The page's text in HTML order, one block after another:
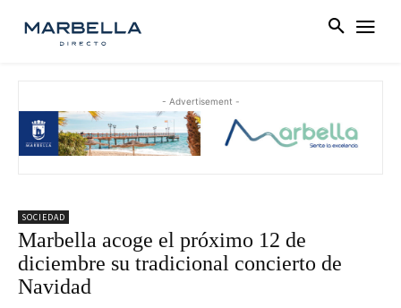
- Advertisement -
SOCIEDAD
Marbella acoge el próximo 12 de
diciembre su tradicional concierto de
Navidad